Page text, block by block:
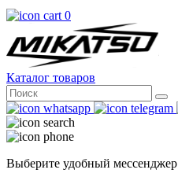
0
Каталог товаров
Поиск
for:
Выберите удобный мессенджер